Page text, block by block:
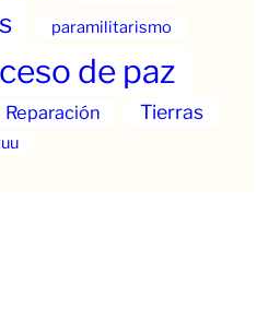
paramilitarismo
de paz
Reparación
Tierras